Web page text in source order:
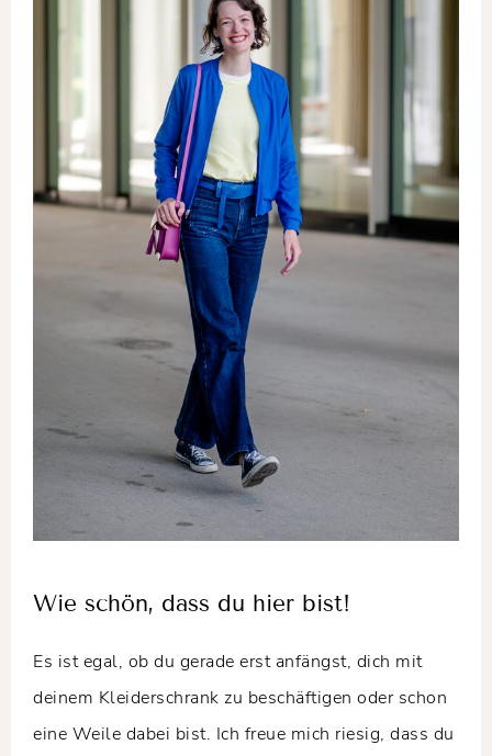
Wie schön, dass du hier bist!
Es ist egal, ob du gerade erst anfängst, dich mit
deinem Kleiderschrank zu beschäftigen oder schon
eine Weile dabei bist. Ich freue mich riesig, dass du